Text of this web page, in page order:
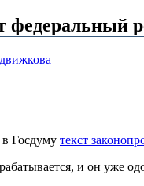
федеральный
Госдуму текст
и он уже